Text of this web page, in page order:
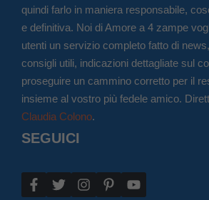
quindi farlo in maniera responsabile,
e definitiva. Noi di Amore a 4 zampe
utenti un servizio completo fatto di
consigli utili, indicazioni dettagliate sul
proseguire un cammino corretto per il
insieme al vostro più fedele amico.
Claudia Colono.
SEGUICI